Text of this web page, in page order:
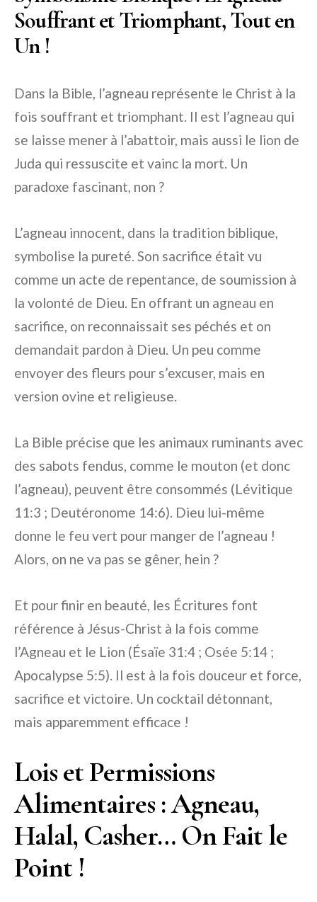
Souffrant et Triomphant, Tout en
Un !
Dans la Bible, l’agneau représente le Christ à la
fois souffrant et triomphant. Il est l’agneau qui
se laisse mener à l’abattoir, mais aussi le lion de
Juda qui ressuscite et vainc la mort. Un
paradoxe fascinant, non ?
L’agneau innocent, dans la tradition biblique,
symbolise la pureté. Son sacrifice était vu
comme un acte de repentance, de soumission à
la volonté de Dieu. En offrant un agneau en
sacrifice, on reconnaissait ses péchés et on
demandait pardon à Dieu. Un peu comme
envoyer des fleurs pour s’excuser, mais en
version ovine et religieuse.
La Bible précise que les animaux ruminants avec
des sabots fendus, comme le mouton (et donc
l’agneau), peuvent être consommés (Lévitique
11:3 ; Deutéronome 14:6). Dieu lui-même
donne le feu vert pour manger de l’agneau !
Alors, on ne va pas se gêner, hein ?
Et pour finir en beauté, les Écritures font
référence à Jésus-Christ à la fois comme
l’Agneau et le Lion (Ésaïe 31:4 ; Osée 5:14 ;
Apocalypse 5:5). Il est à la fois douceur et force,
sacrifice et victoire. Un cocktail détonnant,
mais apparemment efficace !
Lois et Permissions
Alimentaires : Agneau,
Halal, Casher… On Fait le
Point !